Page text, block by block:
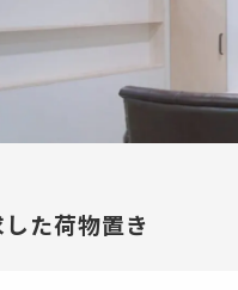
た荷物置き